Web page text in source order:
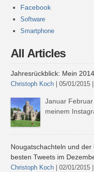
Facebook
Software
Smartphone
All Articles
Jahresrückblick: Mein
Christoph Koch | 05/01/2015 |
Januar
meinem
Nougatschachteln und der Heizungsableserfeiertag – die
besten Tweets im
Christoph Koch | 02/01/2015 |